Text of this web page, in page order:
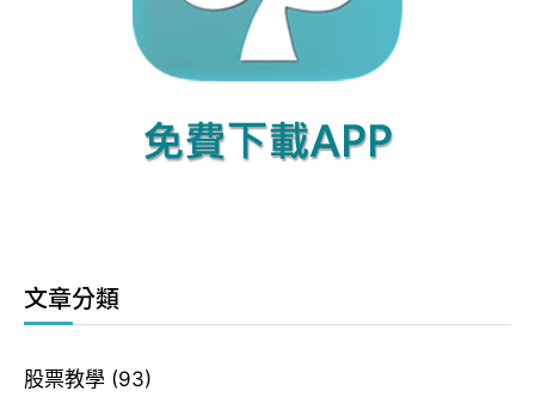
文章分類
股票教學 (93)